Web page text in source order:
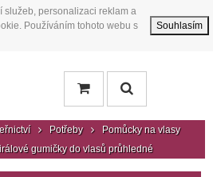
služeb, personalizaci reklam a
Používáním tohoto webu s
Souhlasím
Potřeby
Pomůcky na vlasy
gumičky do vlasů průhledné